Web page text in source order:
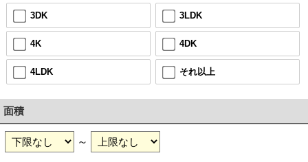
3DK 3LDK
4K 4DK
4LDK それ以上
面積
～